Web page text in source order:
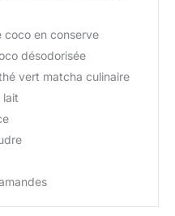
coco en conserve
désodorisée
vert matcha culinaire
lait